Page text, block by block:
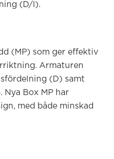
(D/I).
(MP) som ger effektiv
Armaturen
(D) samt
Box MP har
med både minskad